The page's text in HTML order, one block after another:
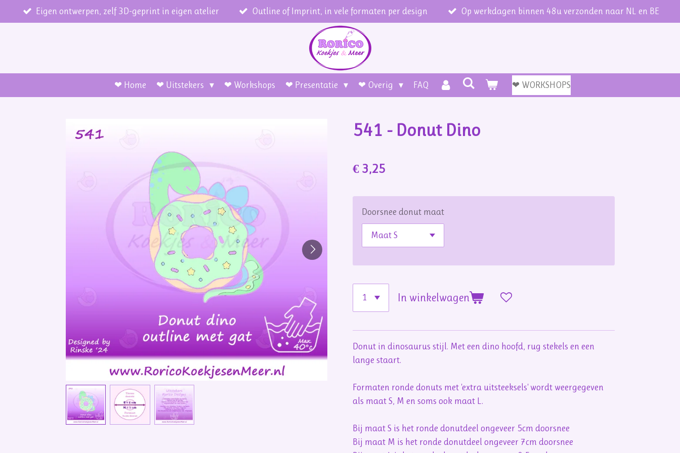
direct
Eigen ontwerpen, zelf 3D-geprint in eigen atelier Outline of Imprint, in vele formaten per design Op werkdagen binnen 48u verzonden naar NL en BE
❤ Home ❤ Uitstekers ❤ Workshops ❤ Presentatie ❤ Overig FAQ ❤ WORKSHOPS
541 - Donut Dino
€ 3,25
Doorsnee donut maat
In winkelwagen
Donut in dinosaurus stijl. Met een dino hoofd, rug stekels en een
lange staart.
Formaten ronde donuts met 'extra uitsteeksels' wordt weergegeven
als maat S, M en soms ook maat L.
Bij maat S is het ronde donutdeel ongeveer 5cm doorsnee
Bij maat M is het ronde donutdeel ongeveer 7cm doorsnee